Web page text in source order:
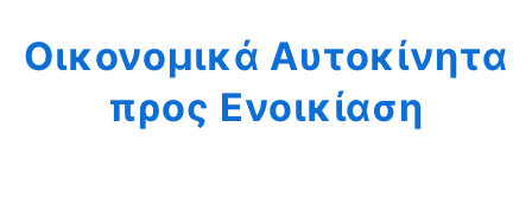
Οικονομικά Αυτοκίνητα
προς Ενοικίαση